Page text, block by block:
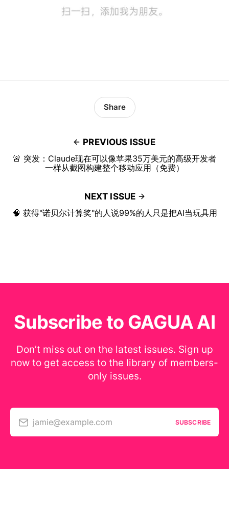
PREVIOUS ISSUE
🚨 突发：Claude现在可以像苹果35万美元的高级开发者
一样从截图构建整个移动应用（免费）
Share
NEXT ISSUE
🧠 获得"诺贝尔计算奖"的人说99%的人只是把AI当玩具用
Subscribe to GAGUA AI
Don’t miss out on the latest issues. Sign up
now to get access to the library of members-
only issues.
jamie@example.com SUBSCRIBE